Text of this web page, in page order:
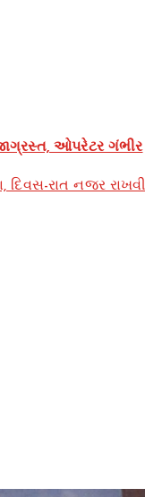
ઓપરેટર ગંભીર
દિવસ-રાત નજર